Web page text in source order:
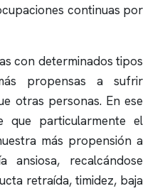
continuas por
con determinados tipos
propensas a sufrir
otras personas. En ese
que particularmente el
más propensión a
ansiosa, recalcándose
retraída, timidez, baja